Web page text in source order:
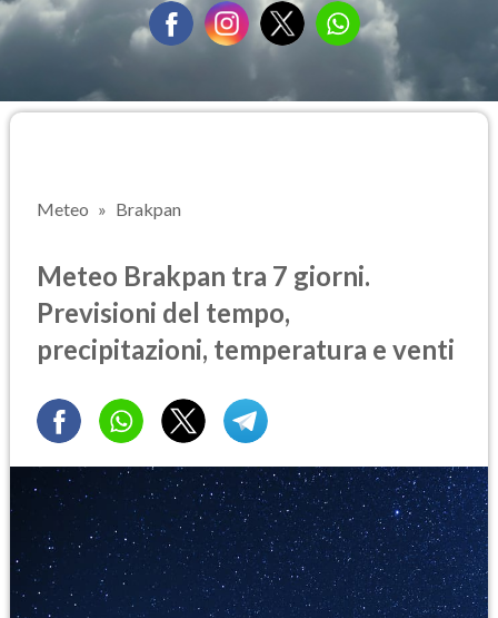
Meteo Brakpan
Meteo Brakpan tra 7 giorni.
Previsioni del tempo,
precipitazioni, temperatura e venti